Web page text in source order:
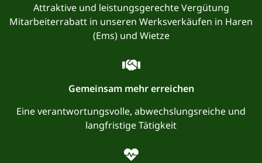
Attraktive und leistungsgerechte Vergütung
Mitarbeiterrabatt in unseren Werksverkäufen in Haren
(Ems) und Wietze
Gemeinsam mehr erreichen
Eine verantwortungsvolle, abwechslungsreiche und
langfristige Tätigkeit